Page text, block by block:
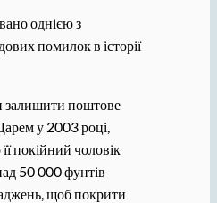
однією з
помилок в історії
залишити поштове
у 2003 році,
покійний чоловік
50 000 фунтів
щоб покрити